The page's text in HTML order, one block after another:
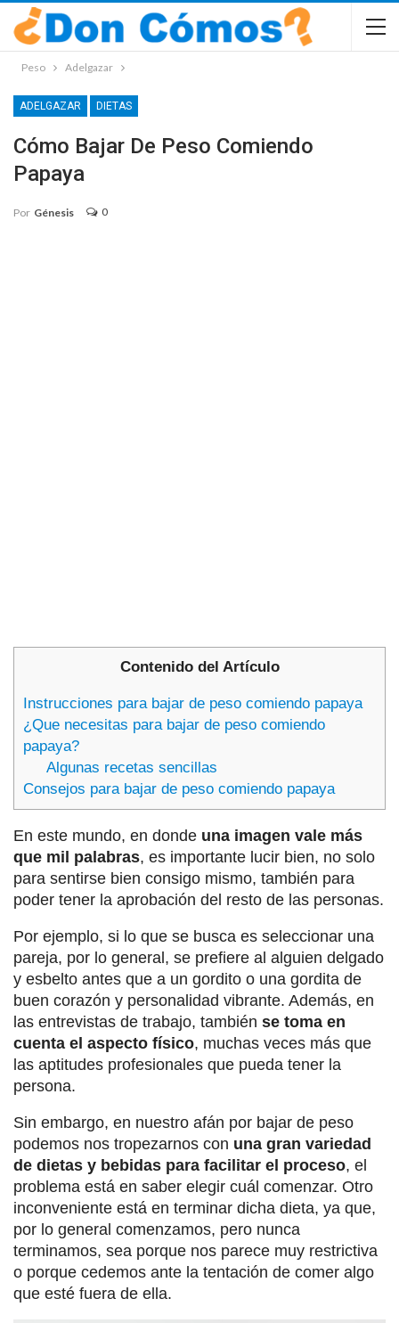
Peso Adelgazar
ADELGAZAR DIETAS
Cómo Bajar De Peso Comiendo
Papaya
Por Génesis 0
Contenido del Artículo
Instrucciones para bajar de peso comiendo papaya
¿Que necesitas para bajar de peso comiendo
papaya?
Algunas recetas sencillas
Consejos para bajar de peso comiendo papaya
En este mundo, en donde una imagen vale más
que mil palabras, es importante lucir bien, no solo
para sentirse bien consigo mismo, también para
poder tener la aprobación del resto de las personas.
Por ejemplo, si lo que se busca es seleccionar una
pareja, por lo general, se prefiere al alguien delgado
y esbelto antes que a un gordito o una gordita de
buen corazón y personalidad vibrante. Además, en
las entrevistas de trabajo, también se toma en
cuenta el aspecto físico, muchas veces más que
las aptitudes profesionales que pueda tener la
persona.
Sin embargo, en nuestro afán por bajar de peso
podemos nos tropezarnos con una gran variedad
de dietas y bebidas para facilitar el proceso, el
problema está en saber elegir cuál comenzar. Otro
inconveniente está en terminar dicha dieta, ya que,
por lo general comenzamos, pero nunca
terminamos, sea porque nos parece muy restrictiva
o porque cedemos ante la tentación de comer algo
que esté fuera de ella.